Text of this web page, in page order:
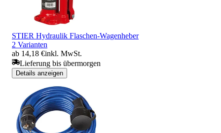
STIER Hydraulik Flaschen-Wagenheber
2 Varianten
ab 14,18 €inkl. MwSt.
Lieferung bis übermorgen
Details anzeigen